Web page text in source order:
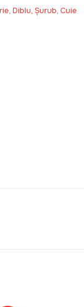
Diblu, Șurub, Cuie